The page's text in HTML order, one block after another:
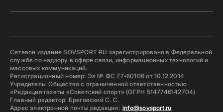
Сетевое издание SOVSPORT RU зарегистрировано в Федеральной
службе по надзору в сфере связи, информационных технологий и
массовых коммуникаций.
Регистрационный номер: Эл № ФС 77-60106 от 10.12.2014
Учредитель: Общество с ограниченной ответственностью
«Редакция газеты «Советский спорт» (ОГРН 5147746142704)
Главный редактор: Бреговский С. С.
Адрес электронной почты редакции: info@sovsport.ru